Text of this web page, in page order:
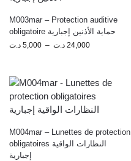
M003mar – Protection auditive
obligatoire حماية الأذنين إجبارية
5,000 د.ت – 24,000 د.ت
M004mar – Lunettes de protection
obligatoires النظارات الواقية
إجبارية